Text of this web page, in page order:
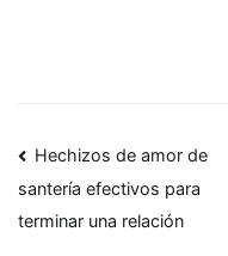
Navegación
de
Hechizos de amor de
santería efectivos para
terminar una relación